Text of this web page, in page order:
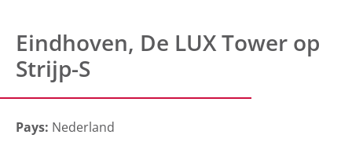
Eindhoven, De LUX Tower op
Strijp-S
Pays: Nederland